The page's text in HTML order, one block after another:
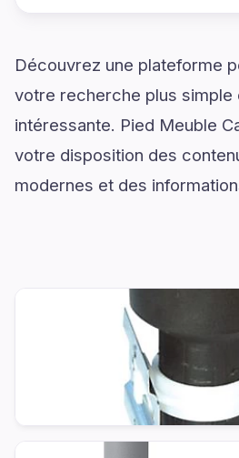
Découvrez une plateforme
votre recherche plus simple
intéressante. Pied Meuble
votre disposition des
modernes et des